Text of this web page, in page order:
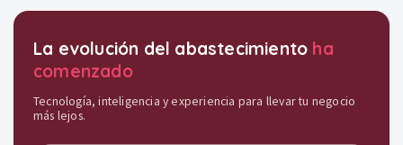
Destacados y soluciones
La evolución del abastecimiento ha
comenzado
Tecnología, inteligencia y experiencia para llevar tu negocio
más lejos.